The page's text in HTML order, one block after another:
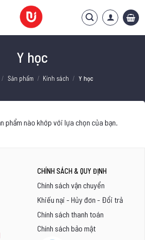
Y học
/ Sản phẩm / Kinh sách / Y học
phẩm nào khớp với lựa chọn của bạn.
CHÍNH SÁCH & QUY ĐỊNH
Chính sách vận chuyển
Khiếu nại - Hủy đơn - Đổi trả
Chính sách thanh toán
Chính sách bảo mật